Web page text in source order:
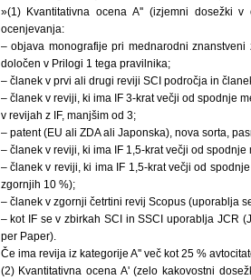
»(1) Kvantitativna ocena A'' (izjemni dosežki
ocenjevanja:
– objava monografije pri mednarodni
določen v Prilogi 1 tega pravilnika;
– članek v prvi ali drugi reviji SCI področja in
– članek v reviji, ki ima IF 3-krat večji od spodnje
v revijah z IF, manjšim od 3;
– patent (EU ali ZDA ali Japonska), nova sorta,
– članek v reviji, ki ima IF 1,5-krat večji od
– članek v reviji, ki ima IF 1,5-krat večji od
zgornjih 10 %);
– članek v zgornji četrtini revij Scopus (uporablja
– kot IF se v zbirkah SCI in SSCI uporablja JCR
per Paper).
Če ima revija iz kategorije A'' več kot 25 %
(2) Kvantitativna ocena A' (zelo kakovostni